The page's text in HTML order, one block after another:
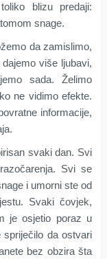
blizu predaji:
snage.
da zamislimo,
više ljubavi,
sada. Želimo
ne vidimo efekte.
informacije,
svaki dan. Svi
Svi se
i umorni ste od
Svaki čovjek,
je osjetio poraz u
da ostvari
bez obzira šta